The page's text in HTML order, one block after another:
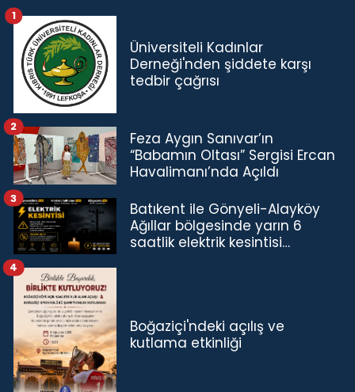
Üniversiteli Kadınlar
Derneği'nden şiddete karşı
tedbir çağrısı
1
Feza Aygın Sanıvar’ın
“Babamın Oltası” Sergisi Ercan
Havalimanı’nda Açıldı
2
Batıkent ile Gönyeli-Alayköy
Ağıllar bölgesinde yarın 6
saatlik elektrik kesintisi…
3
Boğaziçi'ndeki açılış ve
kutlama etkinliği
4